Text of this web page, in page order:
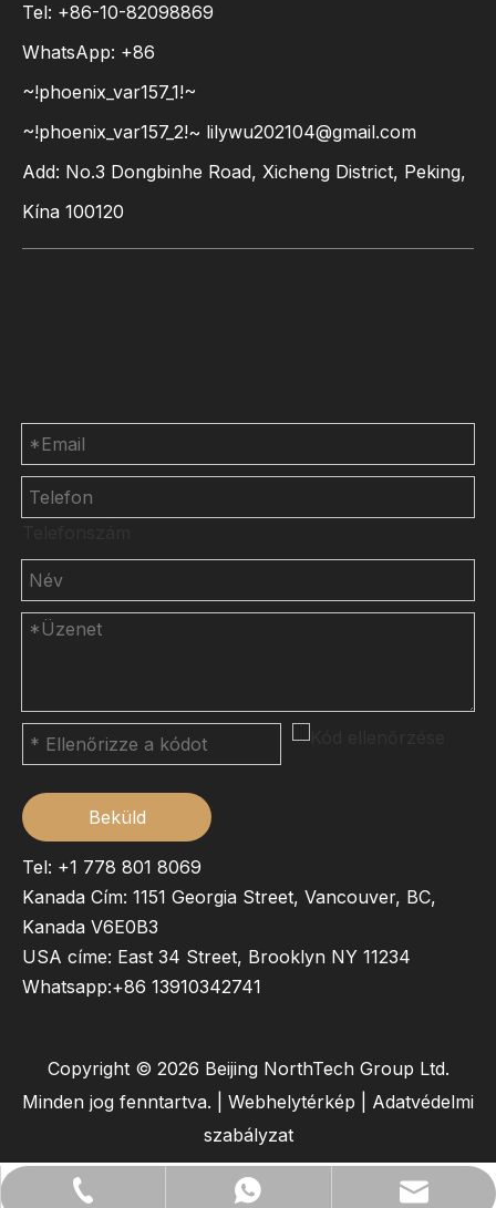
+86- 13522528544
+86 13522528544
lilywu202104@gmail.com
Tel: +86-10-82098869
WhatsApp: +86
~!phoenix_var157_1!~
~!phoenix_var157_2!~ lilywu202104@gmail.com
Add: No.3 Dongbinhe Road, Xicheng District, Peking,
Kína 100120
Beküld
Tel: +1 778 801 8069
Kanada Cím: 1151 Georgia Street, Vancouver, BC,
Kanada V6E0B3
USA címe: East 34 Street, Brooklyn NY 11234
Whatsapp:+86 13910342741
Copyright © 2026 Beijing NorthTech Group Ltd.
Minden jog fenntartva. | Webhelytérkép
Adatvédelmi
szabályzat